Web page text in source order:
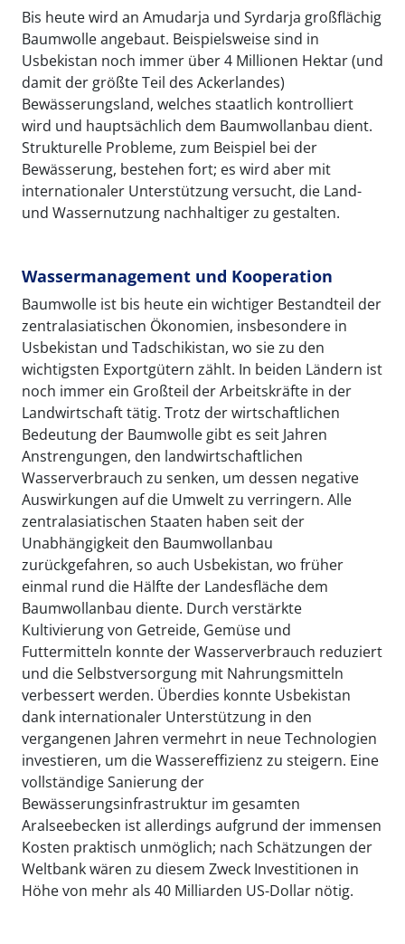
Bis heute wird an Amudarja und Syrdarja großflächig
Baumwolle angebaut. Beispielsweise sind in
Usbekistan noch immer über 4 Millionen Hektar (und
damit der größte Teil des Ackerlandes)
Bewässerungsland, welches staatlich kontrolliert
wird und hauptsächlich dem Baumwollanbau dient.
Strukturelle Probleme, zum Beispiel bei der
Bewässerung, bestehen fort; es wird aber mit
internationaler Unterstützung versucht, die Land-
und Wassernutzung nachhaltiger zu gestalten.
Wassermanagement und Kooperation
Baumwolle ist bis heute ein wichtiger Bestandteil der
zentralasiatischen Ökonomien, insbesondere in
Usbekistan und Tadschikistan, wo sie zu den
wichtigsten Exportgütern zählt. In beiden Ländern ist
noch immer ein Großteil der Arbeitskräfte in der
Landwirtschaft tätig. Trotz der wirtschaftlichen
Bedeutung der Baumwolle gibt es seit Jahren
Anstrengungen, den landwirtschaftlichen
Wasserverbrauch zu senken, um dessen negative
Auswirkungen auf die Umwelt zu verringern. Alle
zentralasiatischen Staaten haben seit der
Unabhängigkeit den Baumwollanbau
zurückgefahren, so auch Usbekistan, wo früher
einmal rund die Hälfte der Landesfläche dem
Baumwollanbau diente. Durch verstärkte
Kultivierung von Getreide, Gemüse und
Futtermitteln konnte der Wasserverbrauch reduziert
und die Selbstversorgung mit Nahrungsmitteln
verbessert werden. Überdies konnte Usbekistan
dank internationaler Unterstützung in den
vergangenen Jahren vermehrt in neue Technologien
investieren, um die Wassereffizienz zu steigern. Eine
vollständige Sanierung der
Bewässerungsinfrastruktur im gesamten
Aralseebecken ist allerdings aufgrund der immensen
Kosten praktisch unmöglich; nach Schätzungen der
Weltbank wären zu diesem Zweck Investitionen in
Höhe von mehr als 40 Milliarden US-Dollar nötig.